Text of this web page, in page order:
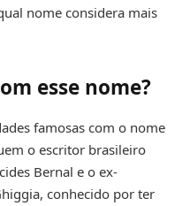
nome considera mais
esse nome?
famosas com o nome
o escritor brasileiro
Bernal e o ex-
conhecido por ter